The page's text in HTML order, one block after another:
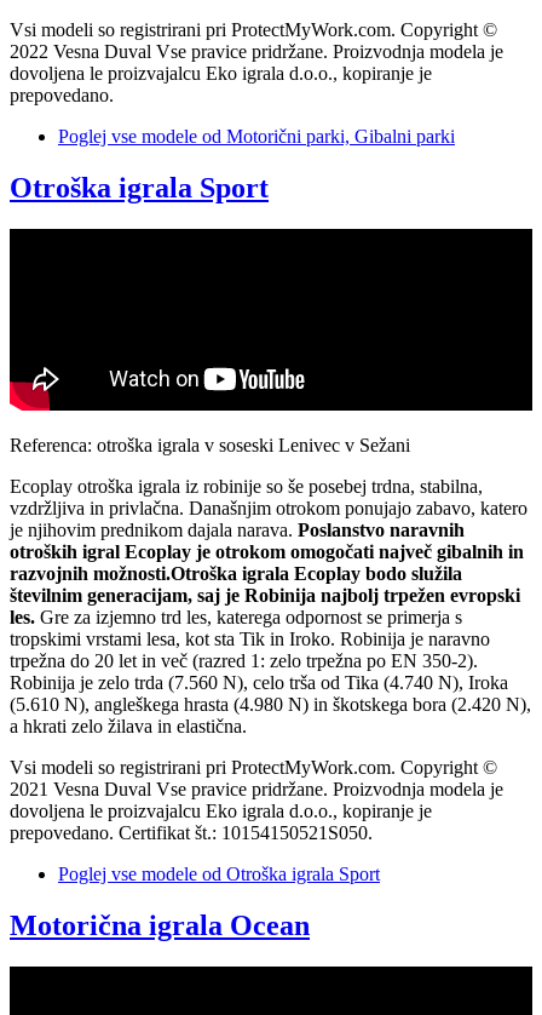
Vsi modeli so registrirani pri ProtectMyWork.com. Copyright ©
2022 Vesna Duval Vse pravice pridržane. Proizvodnja modela je
dovoljena le proizvajalcu Eko igrala d.o.o., kopiranje je
prepovedano.
Poglej vse modele od Motorični parki, Gibalni parki
Otroška igrala Sport
Referenca: otroška igrala v soseski Lenivec v Sežani
Ecoplay otroška igrala iz robinije so še posebej trdna, stabilna,
vzdržljiva in privlačna. Današnjim otrokom ponujajo zabavo, katero
je njihovim prednikom dajala narava. Poslanstvo naravnih
otroških igral Ecoplay je otrokom omogočati največ gibalnih in
razvojnih možnosti.Otroška igrala Ecoplay bodo služila
številnim generacijam, saj je Robinija najbolj trpežen evropski
les. Gre za izjemno trd les, katerega odpornost se primerja s
tropskimi vrstami lesa, kot sta Tik in Iroko. Robinija je naravno
trpežna do 20 let in več (razred 1: zelo trpežna po EN 350-2).
Robinija je zelo trda (7.560 N), celo trša od Tika (4.740 N), Iroka
(5.610 N), angleškega hrasta (4.980 N) in škotskega bora (2.420 N),
a hkrati zelo žilava in elastična.
Vsi modeli so registrirani pri ProtectMyWork.com. Copyright ©
2021 Vesna Duval Vse pravice pridržane. Proizvodnja modela je
dovoljena le proizvajalcu Eko igrala d.o.o., kopiranje je
prepovedano. Certifikat št.: 10154150521S050.
Poglej vse modele od Otroška igrala Sport
Motorična igrala Ocean